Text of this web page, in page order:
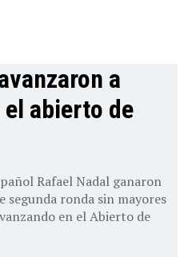
a
abierto de
Rafael Nadal ganaron
segunda ronda sin mayores
en el Abierto de